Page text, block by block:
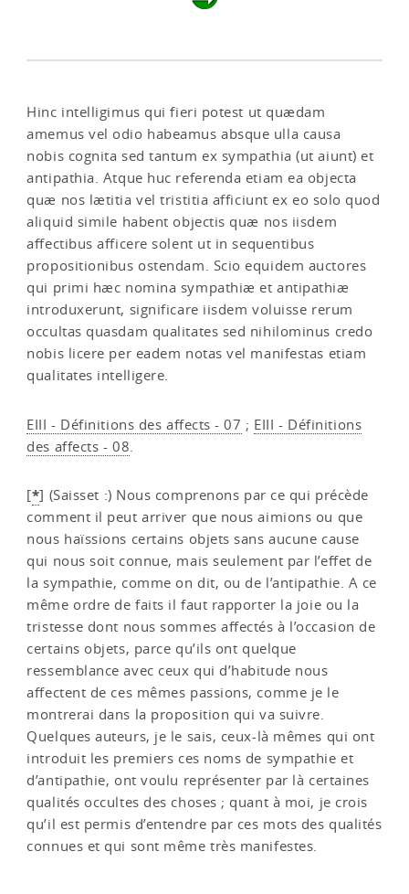
Hinc intelligimus qui fieri potest ut quædam
amemus vel odio habeamus absque ulla causa
nobis cognita sed tantum ex sympathia (ut aiunt) et
antipathia. Atque huc referenda etiam ea objecta
quæ nos lætitia vel tristitia afficiunt ex eo solo quod
aliquid simile habent objectis quæ nos iisdem
affectibus afficere solent ut in sequentibus
propositionibus ostendam. Scio equidem auctores
qui primi hæc nomina sympathiæ et antipathiæ
introduxerunt, significare iisdem voluisse rerum
occultas quasdam qualitates sed nihilominus credo
nobis licere per eadem notas vel manifestas etiam
qualitates intelligere.
EIII - Définitions des affects - 07 ; EIII - Définitions
des affects - 08.
[*] (Saisset :) Nous comprenons par ce qui précède
comment il peut arriver que nous aimions ou que
nous haïssions certains objets sans aucune cause
qui nous soit connue, mais seulement par l’effet de
la sympathie, comme on dit, ou de l’antipathie. A ce
même ordre de faits il faut rapporter la joie ou la
tristesse dont nous sommes affectés à l’occasion de
certains objets, parce qu’ils ont quelque
ressemblance avec ceux qui d’habitude nous
affectent de ces mêmes passions, comme je le
montrerai dans la proposition qui va suivre.
Quelques auteurs, je le sais, ceux-là mêmes qui ont
introduit les premiers ces noms de sympathie et
d’antipathie, ont voulu représenter par là certaines
qualités occultes des choses ; quant à moi, je crois
qu’il est permis d’entendre par ces mots des qualités
connues et qui sont même très manifestes.